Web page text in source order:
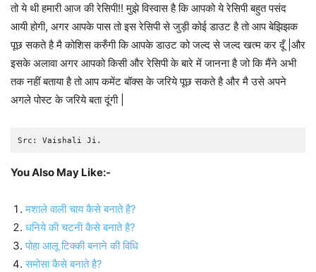
तो ये थी हमारी आज की रेसिपी!! मुझे विस्वास है कि आपको ये रेसिपी बहुत पसंद
आयी होगी, अगर आपके पास तो इस रेसिपी से जुड़ी कोई डाउट है तो आप बेझिझक
पूछ सकते है मै कोशिस करुँगी कि आपके डाउट को जल्द से जल्द खत्म कर दूँ |और
इसके अलावा अगर आपको किसी और रेसिपी के बारे में जानना है जो कि मैंने अभी
तक नहीं बताया है तो आप कमेंट बॉक्स के जरिये पूछ सकते है और मै उसे अपने
अगले पोस्ट के जरिये बता दूंगी |
Src: Vaishali Ji.
You Also May Like:-
मशाले वाली चाय कैसे बनाते है?
धनिये की चटनी कैसे बनाते है?
पोहा आलू टिक्की बनाने की विधि
समोसा कैसे बनाते है?